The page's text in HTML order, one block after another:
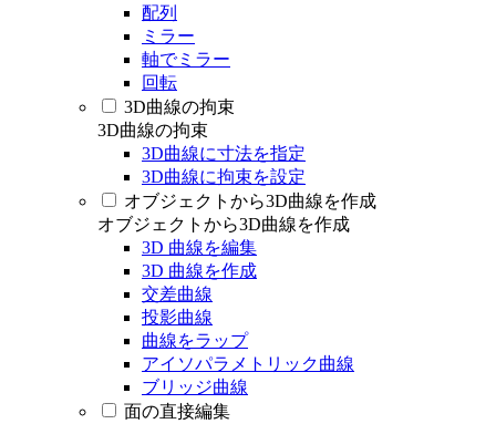
配列
ミラー
軸でミラー
回転
3D曲線の拘束
3D曲線の拘束
3D曲線に寸法を指定
3D曲線に拘束を設定
オブジェクトから3D曲線を作成
オブジェクトから3D曲線を作成
3D 曲線を編集
3D 曲線を作成
交差曲線
投影曲線
曲線をラップ
アイソパラメトリック曲線
ブリッジ曲線
面の直接編集